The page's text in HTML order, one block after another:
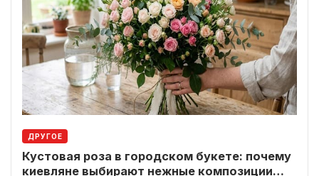
ДРУГОЕ
Кустовая роза в городском букете: почему
киевляне выбирают нежные композиции